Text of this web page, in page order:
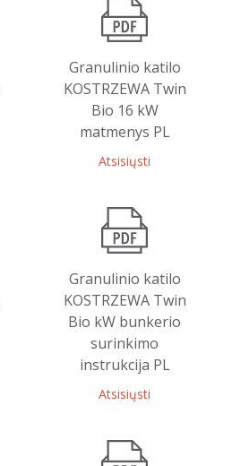
Granulinio katilo
KOSTRZEWA Twin
Bio 16 kW
matmenys PL
Atsisiųsti
Granulinio katilo
KOSTRZEWA Twin
Bio kW bunkerio
surinkimo
instrukcija PL
Atsisiųsti